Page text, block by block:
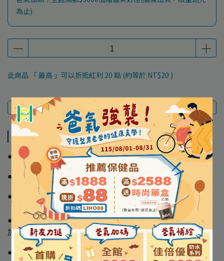
為止)
此商品 「 最高 」可以折抵紅利 20 點 (約等於 NT$20 )
商品介紹 規格說明 運送方式
商品介紹
●生津止渴 潤喉爽聲
●具有獨特的香氣
●快速作用，使口氣芬芳而發揮效用
●原物料自義大利進口，採用精緻提煉的濃縮甘草粉末、尤
加利、薄荷、蜂膠，
●配合複合草本精油混合造粒，再委由GMP工廠打錠包裝。